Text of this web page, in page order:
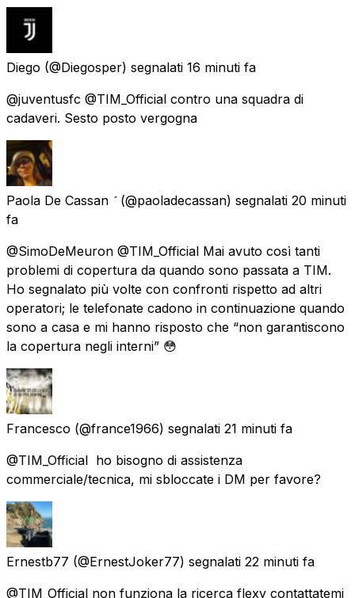
Diego (@Diegosper) segnalati 16 minuti fa
@juventusfc @TIM_Official contro una squadra di
cadaveri. Sesto posto vergogna
Paola De Cassan  (@paoladecassan) segnalati 20 minuti
fa
@SimoDeMeuron @TIM_Official Mai avuto così tanti
problemi di copertura da quando sono passata a TIM.
Ho segnalato più volte con confronti rispetto ad altri
operatori; le telefonate cadono in continuazione quando
sono a casa e mi hanno risposto che “non garantiscono
la copertura negli interni” 😳
Francesco (@france1966) segnalati 21 minuti fa
@TIM_Official ⁠ ho bisogno di assistenza
commerciale/tecnica, mi sbloccate i DM per favore?
Ernestb77 (@ErnestJoker77) segnalati 22 minuti fa
@TIM_Official non funziona la ricerca flexy contattatemi